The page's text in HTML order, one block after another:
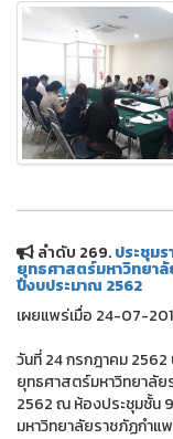
ลำดับ 269.ประชุมร
ยุทธศาสตร์มหาวิทยา
ปีงบประมาณ 2562
เผยแพร่เมื่อ 24-07-
วันที่ 24 กรกฎาคม 2562
ยุทธศาสตร์มหาวิทยาลั
2562 ณ ห้องประชุมชั้น 9
มหาวิทยาลัยราชภัฏกำแ